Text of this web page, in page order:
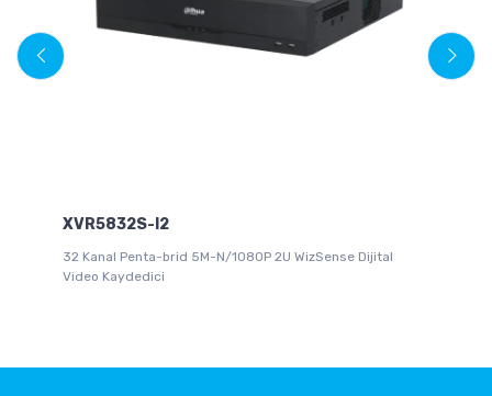
XVR5832S-I2
32 Kanal Penta-brid 5M-N/1080P 2U WizSense Dijital
Video Kaydedici